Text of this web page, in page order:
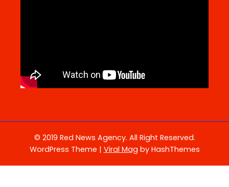
© 2019 Red News Agency. All Right Reserved.
WordPress Theme | Viral Mag by HashThemes